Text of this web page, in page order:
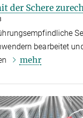
der Schere
bearbeitet
mehr